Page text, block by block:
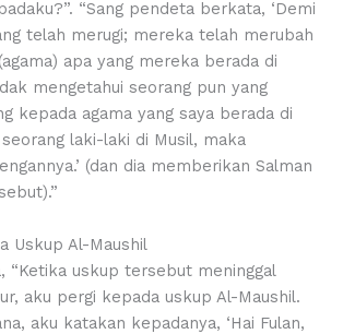
“Sang pendeta berkata, ‘Demi
telah merugi; mereka telah merubah
apa yang mereka berada di
mengetahui seorang pun yang
kepada agama yang saya berada di
laki-laki di Musil, maka
(dan dia memberikan Salman
Uskup Al-Maushil
“Ketika uskup tersebut meninggal
aku pergi kepada uskup Al-Maushil.
aku katakan kepadanya, ‘Hai Fulan,